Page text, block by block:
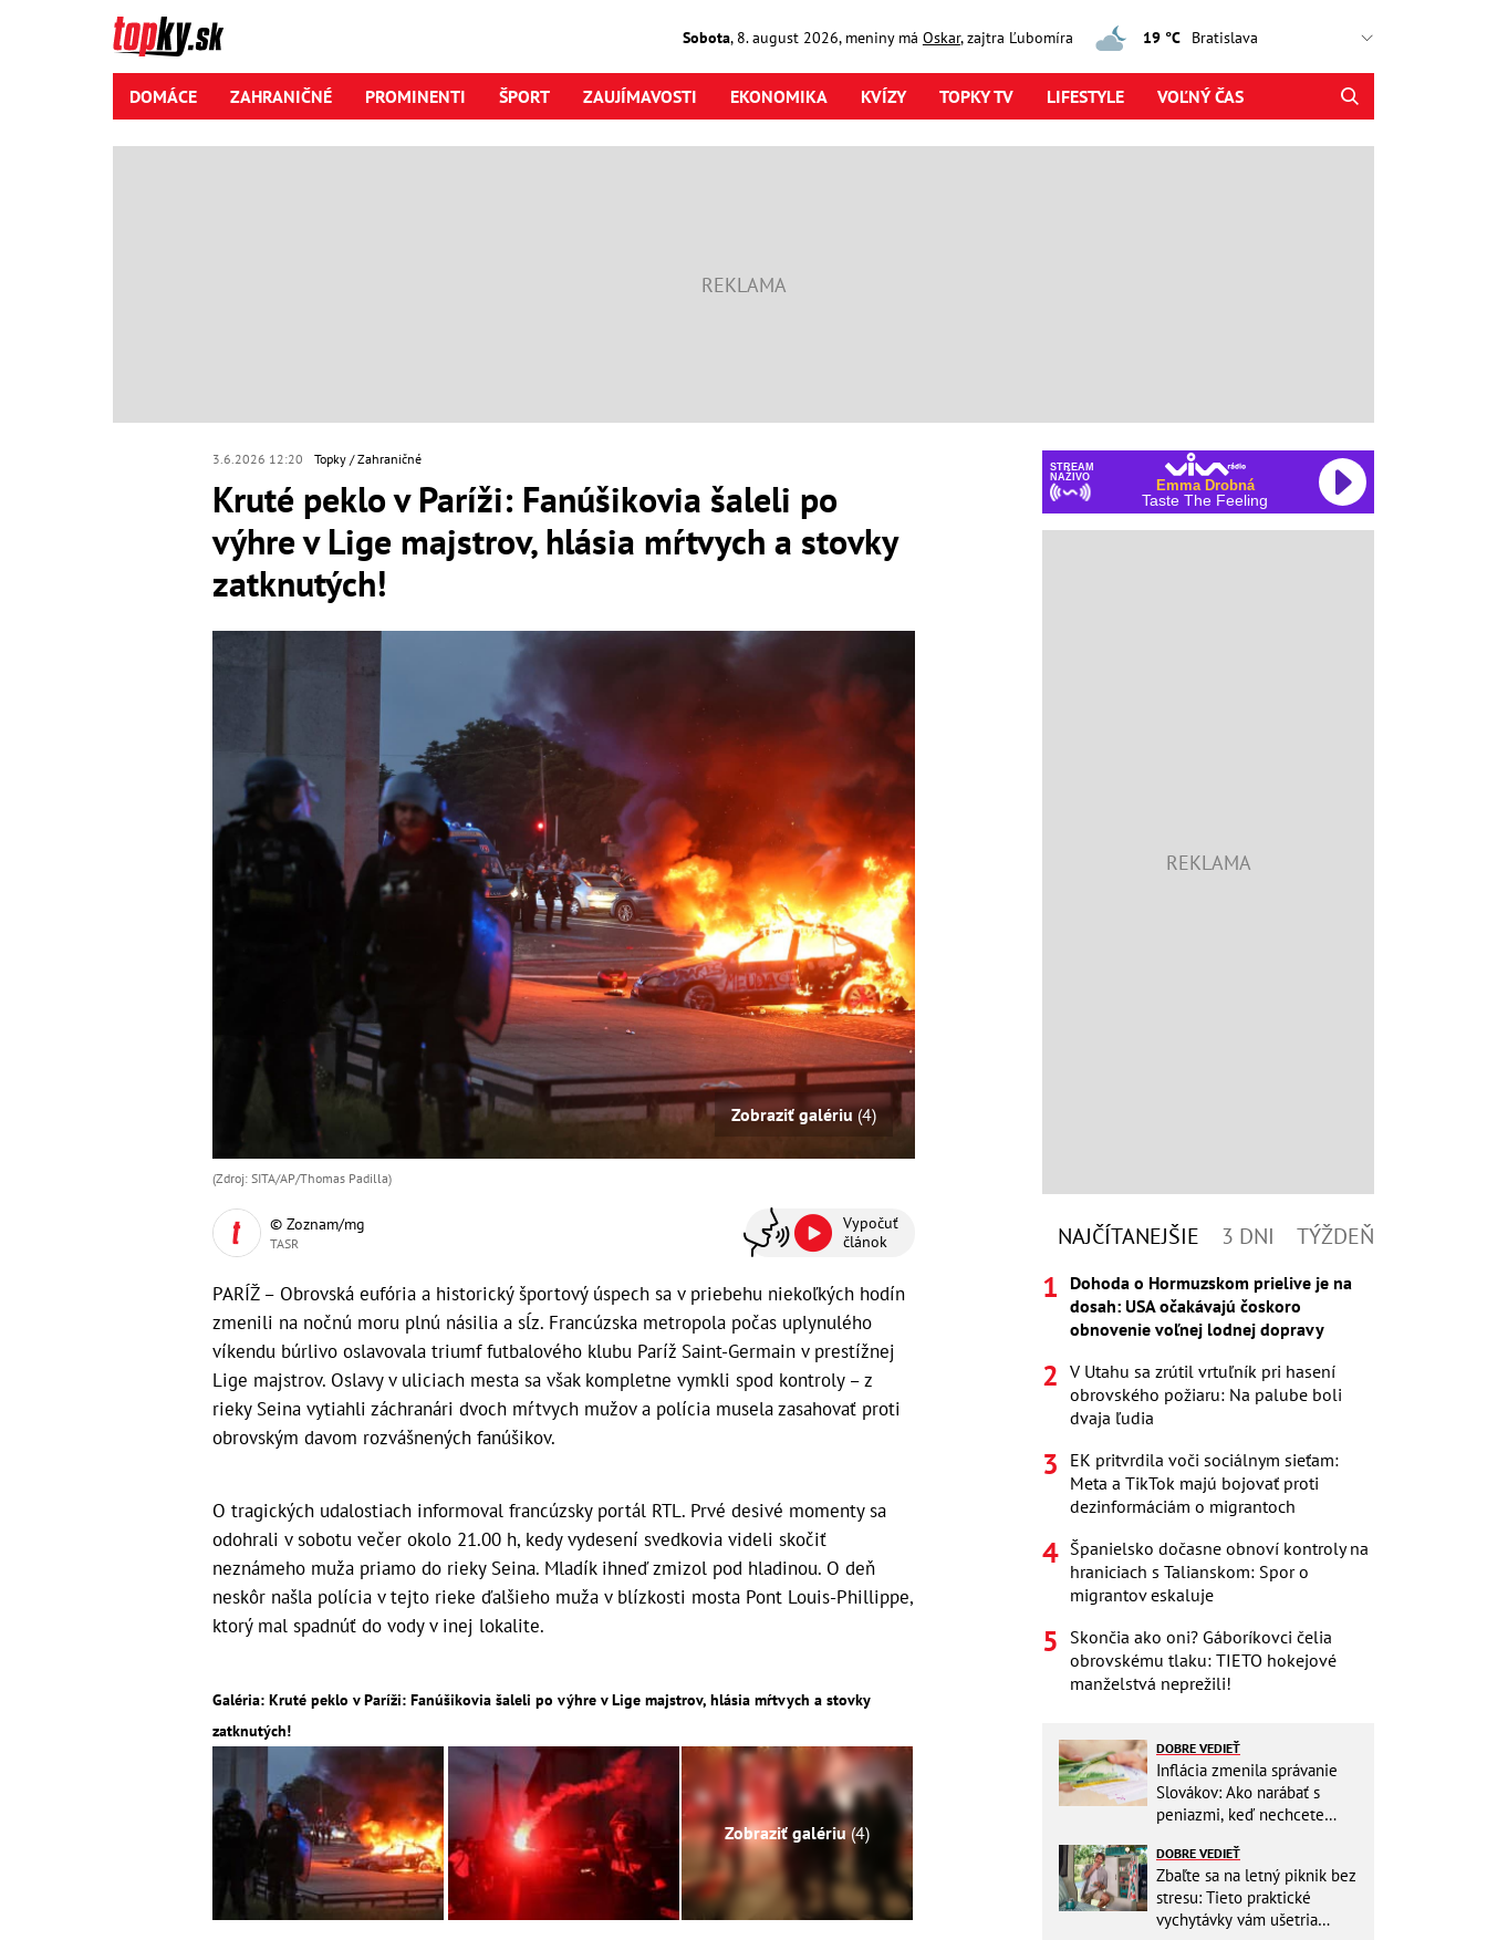
Sobota, 8. august2026, meniny má Oskar, zajtra Ľubomíra 19 °C
DOMÁCE ZAHRANIČNÉ PROMINENTI ŠPORT ZAUJÍMAVOSTI EKONOMIKA KVÍZY TOPKY TV LIFESTYLE VOĽNÝ ČAS
3.6.2026 12:20 Topky Zahraničné
Kruté peklo v Paríži: Fanúšikovia šaleli po
výhre v Lige majstrov, hlásia mŕtvych a stovky
zatknutých!
Zobraziť galériu (4)
(Zdroj: SITA/AP/Thomas Padilla)
© Zoznam/mg
TASR
Vypočuť
článok
PARÍŽ – Obrovská eufória a historický športový úspech sa v priebehu niekoľkých hodín
zmenili na nočnú moru plnú násilia a sĺz. Francúzska metropola počas uplynulého
víkendu búrlivo oslavovala triumf futbalového klubu Paríž Saint-Germain v prestížnej
Lige majstrov. Oslavy v uliciach mesta sa však kompletne vymkli spod kontroly – z
rieky Seina vytiahli záchranári dvoch mŕtvych mužov a polícia musela zasahovať proti
obrovským davom rozvášnených fanúšikov.
O tragických udalostiach informoval francúzsky portál RTL. Prvé desivé momenty sa
odohrali v sobotu večer okolo 21.00 h, kedy vydesení svedkovia videli skočiť
neznámeho muža priamo do rieky Seina. Mladík ihneď zmizol pod hladinou. O deň
neskôr našla polícia v tejto rieke ďalšieho muža v blízkosti mosta Pont Louis-Phillippe,
ktorý mal spadnúť do vody v inej lokalite.
Galéria: Kruté peklo v Paríži: Fanúšikovia šaleli po výhre v Lige majstrov, hlásia mŕtvych a stovky
zatknutých!
Zobraziť galériu(4)
STREAM
NAŽIVO
Emma Drobná
Taste The Feeling
NAJČÍTANEJŠIE 3 DNI TÝŽDEŇ
Dohoda o Hormuzskom prielive je na
dosah: USA očakávajú čoskoro
obnovenie voľnej lodnej dopravy
V Utahu sa zrútil vrtuľník pri hasení
obrovského požiaru: Na palube boli
dvaja ľudia
EK pritvrdila voči sociálnym sieťam:
Meta a TikTok majú bojovať proti
dezinformáciám o migrantoch
Španielsko dočasne obnoví kontroly na
hraniciach s Talianskom: Spor o
migrantov eskaluje
Skončia ako oni? Gáboríkovci čelia
obrovskému tlaku: TIETO hokejové
manželstvá neprežili!
DOBRE VEDIEŤ
Inflácia zmenila správanie
Slovákov: Ako narábať s
peniazmi, keď nechcete
DOBRE VEDIEŤ
Zbaľte sa na letný piknik bez
stresu: Tieto praktické
vychytávky vám ušetria